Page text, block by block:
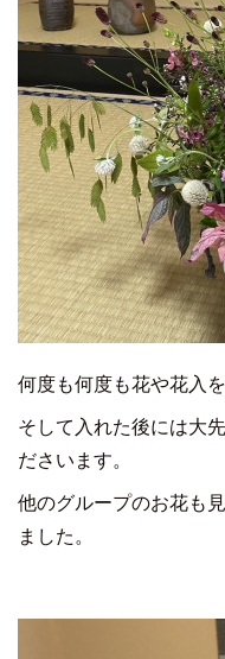
何度も何度も花や花入
そして入れた後には大
ださいます。
他のグループのお花も
ました。